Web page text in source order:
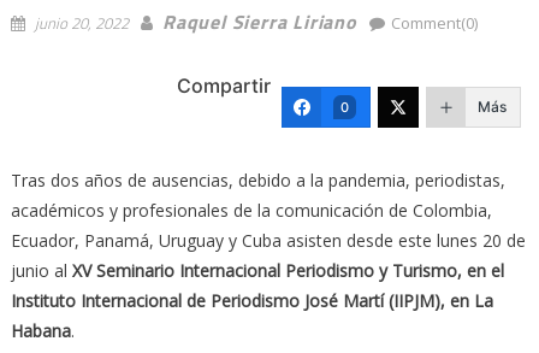
junio 20, 2022 Raquel Sierra Liriano Comment(0)
Compartir
0 Más
Tras dos años de ausencias, debido a la pandemia, periodistas,
académicos y profesionales de la comunicación de Colombia,
Ecuador, Panamá, Uruguay y Cuba asisten desde este lunes 20 de
junio al XV Seminario Internacional Periodismo y Turismo, en el
Instituto Internacional de Periodismo José Martí (IIPJM), en La
Habana.